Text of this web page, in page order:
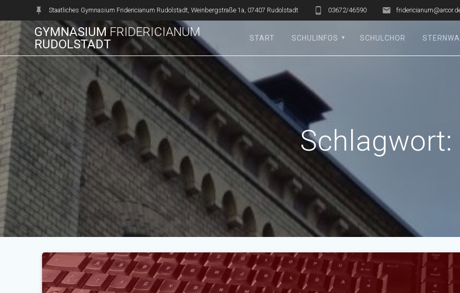
springen
Staatliches Gymnasium Fridericianum Rudolstadt, Weinbergstraße 1a, 07407 Rudolstadt 03672/46590
GYMNASIUMFRIDERICIANUM
RUDOLSTADT
START SCHULINFOS SCHULCHOR